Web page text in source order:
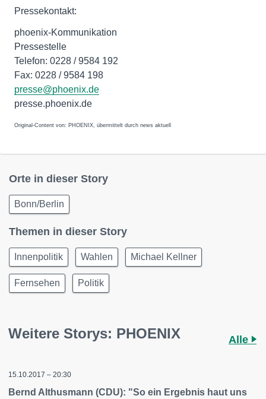
Pressekontakt:
phoenix-Kommunikation
Pressestelle
Telefon: 0228 / 9584 192
Fax: 0228 / 9584 198
presse@phoenix.de
presse.phoenix.de
Original-Content von: PHOENIX, übermittelt durch news aktuell
Orte in dieser Story
Bonn/Berlin
Themen in dieser Story
Innenpolitik Wahlen Michael Kellner
Fernsehen Politik
Weitere Storys: PHOENIX Alle
15.10.2017 – 20:30
Bernd Althusmann (CDU): "So ein Ergebnis haut uns